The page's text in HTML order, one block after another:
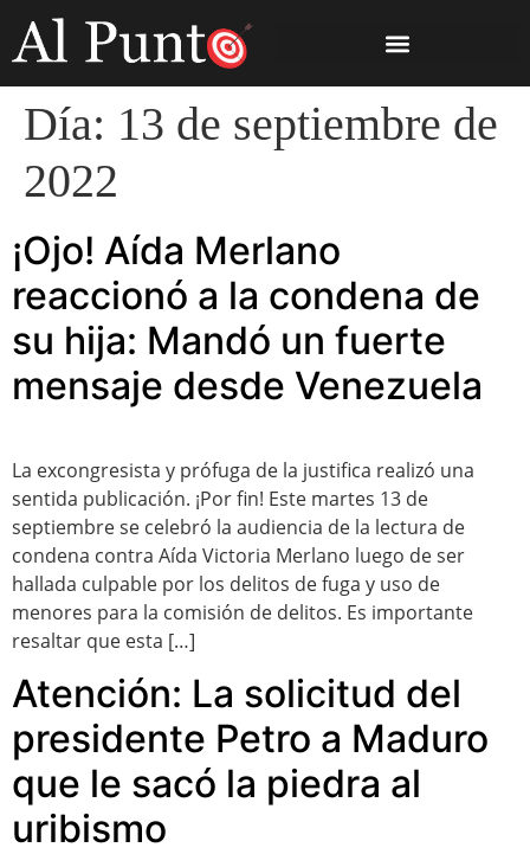
Día: 13 de septiembre de
2022
¡Ojo! Aída Merlano
reaccionó a la condena de
su hija: Mandó un fuerte
mensaje desde Venezuela
La excongresista y prófuga de la justifica realizó una
sentida publicación. ¡Por fin! Este martes 13 de
septiembre se celebró la audiencia de la lectura de
condena contra Aída Victoria Merlano luego de ser
hallada culpable por los delitos de fuga y uso de
menores para la comisión de delitos. Es importante
resaltar que esta […]
Atención: La solicitud del
presidente Petro a Maduro
que le sacó la piedra al
uribismo